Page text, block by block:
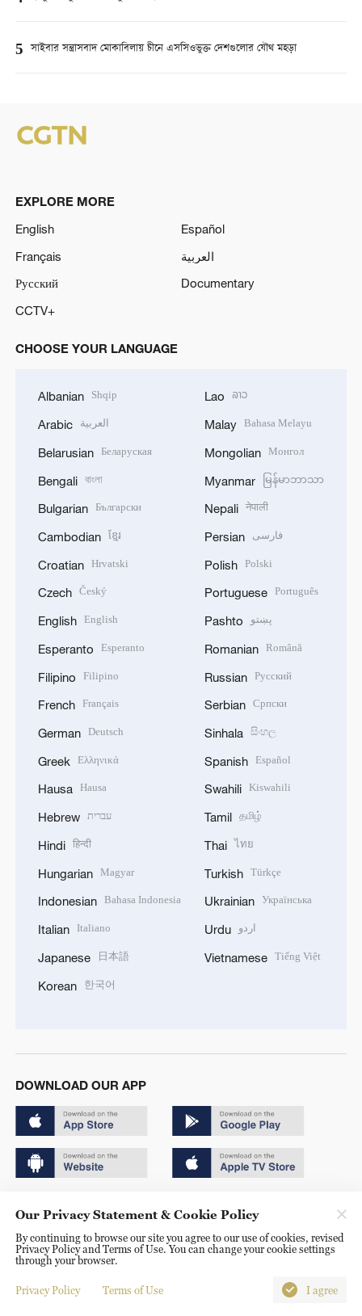
5 সাইবার সন্ত্রাসবাদ মোকাবিলায় চীনে এসসিওভুক্ত দেশগুলোর যৌথ মহড়া
EXPLORE MORE
English
Español
Français
العربية
Русский
Documentary
CCTV+
CHOOSE YOUR LANGUAGE
Albanian Shqip
Arabic العربية
Belarusian Беларуская
Bengali বাংলা
Bulgarian Български
Cambodian ខ្មែរ
Croatian Hrvatski
Czech Český
English English
Esperanto Esperanto
Filipino Filipino
French Français
German Deutsch
Greek Ελληνικά
Hausa Hausa
Hebrew עברית
Hindi हिन्दी
Hungarian Magyar
Indonesian Bahasa Indonesia
Italian Italiano
Japanese 日本語
Korean 한국어
Lao ລາວ
Malay Bahasa Melayu
Mongolian Монгол
Myanmar မြန်မာဘာသာ
Nepali नेपाली
Persian فارسی
Polish Polski
Portuguese Português
Pashto پښتو
Romanian Română
Russian Русский
Serbian Српски
Sinhala සිංහල
Spanish Español
Swahili Kiswahili
Tamil தமிழ்
Thai ไทย
Turkish Türkçe
Ukrainian Українська
Urdu اردو
Vietnamese Tiếng Việt
DOWNLOAD OUR APP
京ICP备20000184号
京公网安备 11010502050052号
Disinformation report hotline: 010-85061466
Our Privacy Statement & Cookie Policy
By continuing to browse our site you agree to our use of cookies, revised
Privacy Policy and Terms of Use. You can change your cookie settings
through your browser.
Privacy Policy Terms of Use I agree